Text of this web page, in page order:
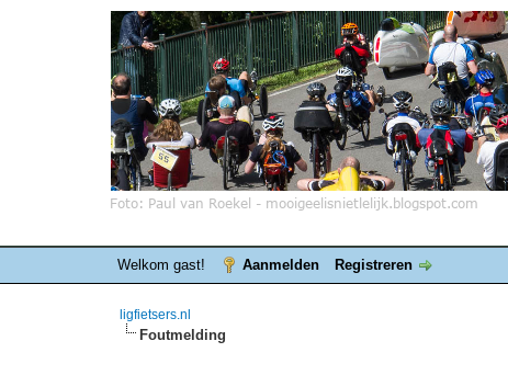
Welkom gast! Aanmelden Registreren
ligfietsers.nl
Foutmelding